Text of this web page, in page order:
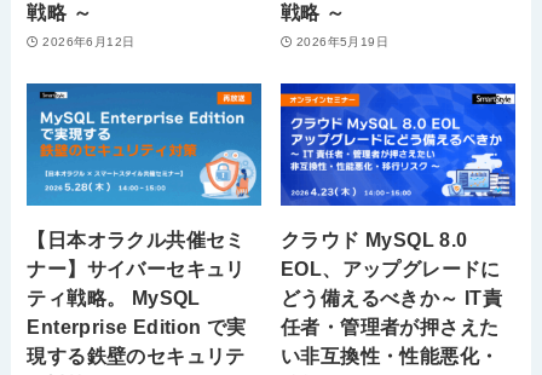
戦略 ～
2026年6月12日
戦略 ～
2026年5月19日
【日本オラクル共催セミ
ナー】サイバーセキュリ
ティ戦略。 MySQL
Enterprise Edition で実
現する鉄壁のセキュリテ
クラウド MySQL 8.0
EOL、アップグレードに
どう備えるべきか～ IT責
任者・管理者が押さえた
い非互換性・性能悪化・